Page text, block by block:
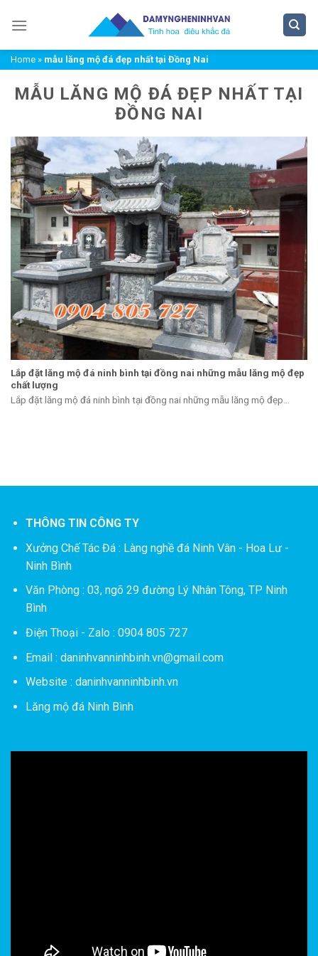
đến
dungHome » mẫu lăng mộ đá đẹp nhất tại Đồng Nai
MẪU LĂNG MỘ ĐÁ ĐẸP NHẤT TẠI
ĐỒNG NAI
Lắp đặt lăng mộ đá ninh bình tại đồng nai những mẫu lăng mộ đẹp
chất lượng
Lắp đặt lăng mộ đá ninh bình tại đồng nai những mẫu lăng mộ đẹp...
THÔNG TIN CÔNG TY
Xưởng Chế Tác Đá : Làng nghề đá Ninh Vân - Hoa Lư -
Ninh Bình
Văn Phòng : 03, ngõ 29 đường Lý Nhân Tông, TP Ninh
Bình
Điện Thoại - Zalo : 0904 805 727
Email : daninhvanninhbinh.vn@gmail.com
Website : daninhvanninhbinh.vn
Lăng mộ đá Ninh Bình